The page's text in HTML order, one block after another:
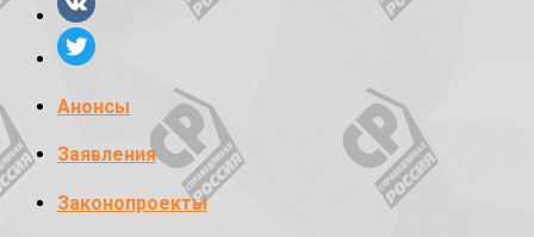
Анонсы
Заявления
Законопроекты